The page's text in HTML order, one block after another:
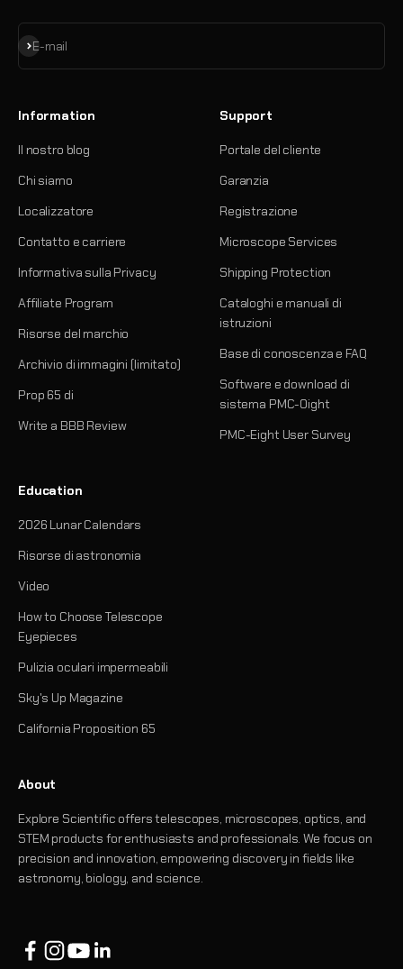
E-mail
Iscriviti alla newsletter
Information
Il nostro blog
Chi siamo
Localizzatore
Contatto e carriere
Informativa sulla Privacy
Affiliate Program
Risorse del marchio
Archivio di immagini (limitato)
Prop 65 di
Write a BBB Review
Support
Portale del cliente
Garanzia
Registrazione
Microscope Services
Shipping Protection
Cataloghi e manuali di
istruzioni
Base di conoscenza e FAQ
Software e download di
sistema PMC-Oight
PMC-Eight User Survey
Education
2026 Lunar Calendars
Risorse di astronomia
Video
How to Choose Telescope
Eyepieces
Pulizia oculari impermeabili
Sky's Up Magazine
California Proposition 65
About
Explore Scientific offers telescopes, microscopes, optics, and
STEM products for enthusiasts and professionals. We focus on
precision and innovation, empowering discovery in fields like
astronomy, biology, and science.